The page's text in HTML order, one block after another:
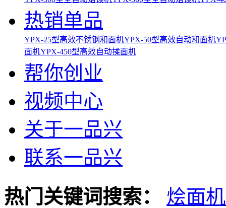
热销单品
YPX-25型高效不锈钢和面机YPX-50型高效自动和面机
面机YPX-450型高效自动揉面机
帮你创业
视频中心
关于一品兴
联系一品兴
热门关键词搜索：
烩面